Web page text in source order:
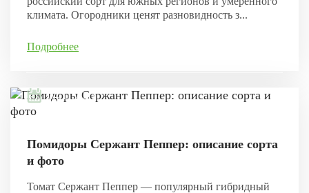
климата. Огородники ценят разновидность з...
Подробнее
04.11.2021
Помидоры Сержант Пеппер: описание сорта
и фото
Томат Сержант Пеппер — популярный гибридный